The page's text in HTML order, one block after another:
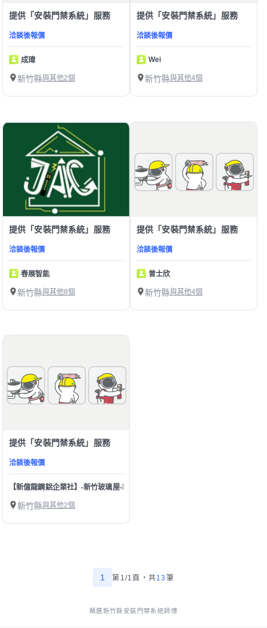
提供「安裝門禁系統」服務
洽談後報價
成瑋
新竹縣與其他2個
提供「安裝門禁系統」服務
洽談後報價
Wei
新竹縣與其他4個
提供「安裝門禁系統」服務
洽談後報價
春展智能
新竹縣與其他8個
提供「安裝門禁系統」服務
洽談後報價
曾士欣
新竹縣與其他4個
提供「安裝門禁系統」服務
洽談後報價
【新億龍鋼鋁企業社】-新竹玻璃屋-新竹採光罩-新竹鋁門窗-新竹防盜門窗-新竹
新竹縣與其他2個
1 第1/1頁， 共13 筆
精選新竹縣安裝門禁系統師傅